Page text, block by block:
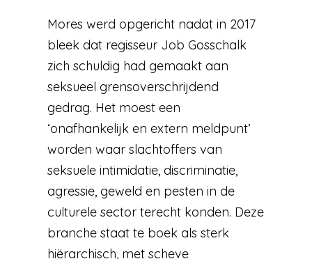
Mores werd opgericht nadat in 2017
bleek dat regisseur Job Gosschalk
zich schuldig had gemaakt aan
seksueel grensoverschrijdend
gedrag. Het moest een
‘onafhankelijk en extern meldpunt’
worden waar slachtoffers van
seksuele intimidatie, discriminatie,
agressie, geweld en pesten in de
culturele sector terecht konden. Deze
branche staat te boek als sterk
hiërarchisch, met scheve